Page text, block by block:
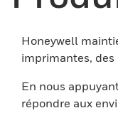
Honeywell
imprimantes,
En nous
répondre aux